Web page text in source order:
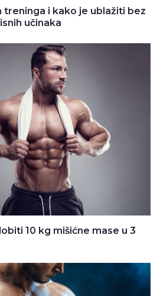
treninga i kako je ublažiti bez
učinaka
10 kg mišićne mase u 3